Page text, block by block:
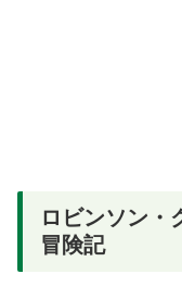
ロビンソン・
冒険記